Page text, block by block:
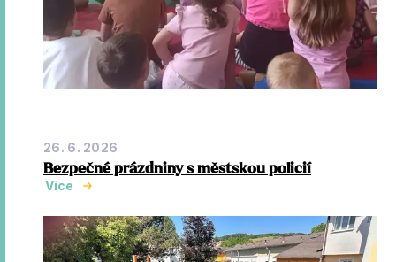
26. 6. 2026
Bezpečné prázdniny s městskou policií
Více